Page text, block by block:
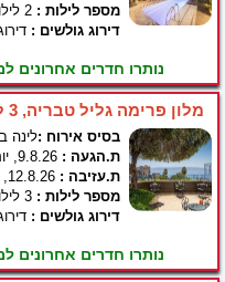
מספר לילות :
דירוג גולשים :
נותרו חדרים אחרונים
מלון פרימה גליל טבריה, 3 לילות ,אמצ"ש
בסיס אירוח :לינה
ת.הגעה :
ת.עזיבה :
מספר לילות :
דירוג גולשים :
נותרו חדרים אחרונים